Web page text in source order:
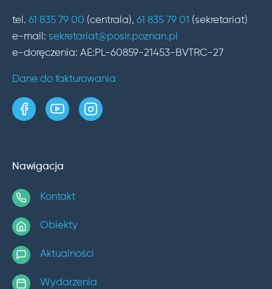
tel. 61 835 79 00 (centrala), 61 835 79 01 (sekretariat)
e-mail: sekretariat@posir.poznan.pl
e-doręczenia: AE:PL-60859-21453-BVTRC-27
Dane do fakturowania
strona w serwisie Facebook
kanał w serwisie YouTube
profil w serwisie Instagram
Nawigacja
Kontakt
Obiekty
Aktualności
Wydarzenia